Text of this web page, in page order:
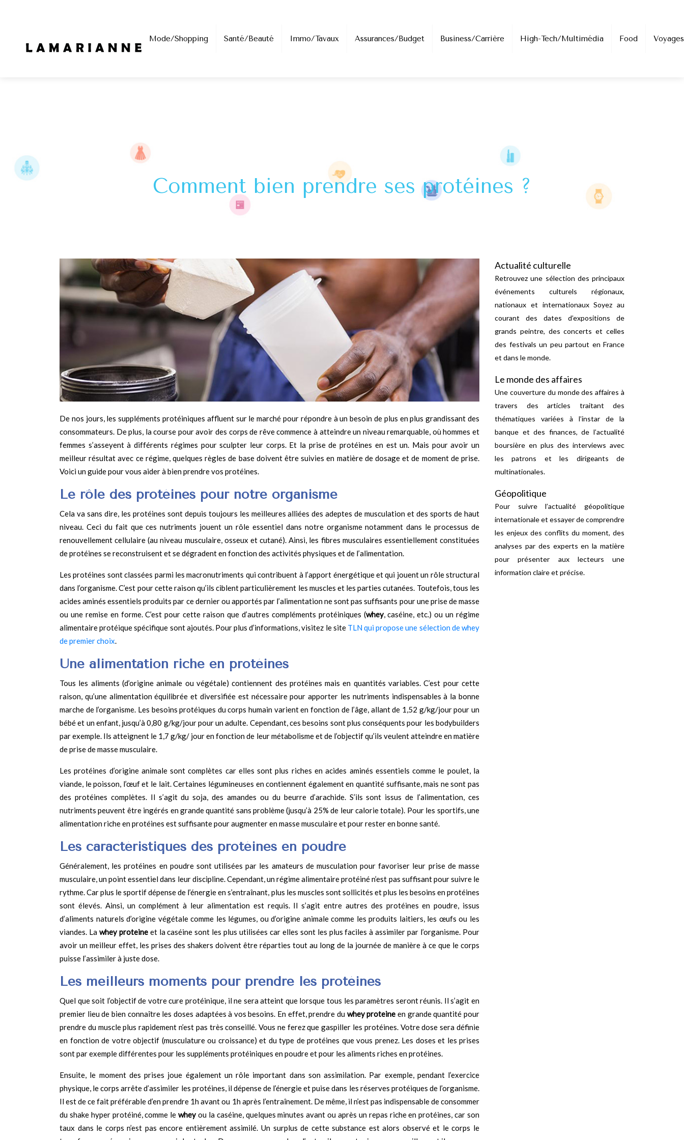
Mode/Shopping Santé/Beauté Immo/Tavaux Assurances/Budget Business/Carrière High-Tech/Multimédia Food Voyages
Comment bien prendre ses protéines ?
De nos jours, les suppléments protéiniques affluent sur le marché pour répondre à un besoin de plus en plus grandissant des
consommateurs. De plus, la course pour avoir des corps de rêve commence à atteindre un niveau remarquable, où hommes et
femmes s’asseyent à différents régimes pour sculpter leur corps. Et la prise de protéines en est un. Mais pour avoir un
meilleur résultat avec ce régime, quelques règles de base doivent être suivies en matière de dosage et de moment de prise.
Voici un guide pour vous aider à bien prendre vos protéines.
Le rôle des protéines pour notre organisme
Cela va sans dire, les protéines sont depuis toujours les meilleures alliées des adeptes de musculation et des sports de haut
niveau. Ceci du fait que ces nutriments jouent un rôle essentiel dans notre organisme notamment dans le processus de
renouvellement cellulaire (au niveau musculaire, osseux et cutané). Ainsi, les fibres musculaires essentiellement constituées
de protéines se reconstruisent et se dégradent en fonction des activités physiques et de l’alimentation.
Les protéines sont classées parmi les macronutriments qui contribuent à l’apport énergétique et qui jouent un rôle structural
dans l’organisme. C’est pour cette raison qu’ils ciblent particulièrement les muscles et les parties cutanées. Toutefois, tous les
acides aminés essentiels produits par ce dernier ou apportés par l’alimentation ne sont pas suffisants pour une prise de masse
ou une remise en forme. C’est pour cette raison que d’autres compléments protéiniques (whey, caséine, etc.) ou un régime
alimentaire protéique spécifique sont ajoutés. Pour plus d’informations, visitez le site TLN qui propose une sélection de whey
de premier choix.
Une alimentation riche en protéines
Tous les aliments (d’origine animale ou végétale) contiennent des protéines mais en quantités variables. C’est pour cette
raison, qu’une alimentation équilibrée et diversifiée est nécessaire pour apporter les nutriments indispensables à la bonne
marche de l’organisme. Les besoins protéiques du corps humain varient en fonction de l’âge, allant de 1,52 g/kg/jour pour un
bébé et un enfant, jusqu’à 0,80 g/kg/jour pour un adulte. Cependant, ces besoins sont plus conséquents pour les bodybuilders
par exemple. Ils atteignent le 1,7 g/kg/ jour en fonction de leur métabolisme et de l’objectif qu’ils veulent atteindre en matière
de prise de masse musculaire.
Les protéines d’origine animale sont complètes car elles sont plus riches en acides aminés essentiels comme le poulet, la
viande, le poisson, l’œuf et le lait. Certaines légumineuses en contiennent également en quantité suffisante, mais ne sont pas
des protéines complètes. Il s’agit du soja, des amandes ou du beurre d’arachide. S’ils sont issus de l’alimentation, ces
nutriments peuvent être ingérés en grande quantité sans problème (jusqu’à 25% de leur calorie totale). Pour les sportifs, une
alimentation riche en protéines est suffisante pour augmenter en masse musculaire et pour rester en bonne santé.
Les caractéristiques des protéines en poudre
Généralement, les protéines en poudre sont utilisées par les amateurs de musculation pour favoriser leur prise de masse
musculaire, un point essentiel dans leur discipline. Cependant, un régime alimentaire protéiné n’est pas suffisant pour suivre le
rythme. Car plus le sportif dépense de l’énergie en s’entraînant, plus les muscles sont sollicités et plus les besoins en protéines
sont élevés. Ainsi, un complément à leur alimentation est requis. Il s’agit entre autres des protéines en poudre, issus
d’aliments naturels d’origine végétale comme les légumes, ou d’origine animale comme les produits laitiers, les œufs ou les
viandes. La whey proteineet la caséine sont les plus utilisées car elles sont les plus faciles à assimiler par l’organisme. Pour
avoir un meilleur effet, les prises des shakers doivent être réparties tout au long de la journée de manière à ce que le corps
puisse l’assimiler à juste dose.
Les meilleurs moments pour prendre les protéines
Quel que soit l’objectif de votre cure protéinique, il ne sera atteint que lorsque tous les paramètres seront réunis. Il s’agit en
premier lieu de bien connaître les doses adaptées à vos besoins. En effet, prendre du whey proteine en grande quantité pour
prendre du muscle plus rapidement n’est pas très conseillé. Vous ne ferez que gaspiller les protéines. Votre dose sera définie
en fonction de votre objectif (musculature ou croissance) et du type de protéines que vous prenez. Les doses et les prises
sont par exemple différentes pour les suppléments protéiniques en poudre et pour les aliments riches en protéines.
Ensuite, le moment des prises joue également un rôle important dans son assimilation. Par exemple, pendant l’exercice
physique, le corps arrête d’assimiler les protéines, il dépense de l’énergie et puise dans les réserves protéiques de l’organisme.
Il est de ce fait préférable d’en prendre 1h avant ou 1h après l’entraînement. De même, il n’est pas indispensable de consommer
du shake hyper protéiné, comme lewheyou la caséine, quelques minutes avant ou après un repas riche en protéines, car son
taux dans le corps n’est pas encore entièrement assimilé. Un surplus de cette substance est alors observé et le corps le
Actualité culturelle
Retrouvez une sélection des principaux
événements culturels régionaux,
nationaux et internationaux Soyez au
courant des dates d’expositions de
grands peintre, des concerts et celles
des festivals un peu partout en France
et dans le monde.
Le monde des affaires
Une couverture du monde des affaires à
travers des articles traitant des
thématiques variées à l’instar de la
banque et des finances, de l’actualité
boursière en plus des interviews avec
les patrons et les dirigeants de
multinationales.
Géopolitique
Pour suivre l’actualité géopolitique
internationale et essayer de comprendre
les enjeux des conflits du moment, des
analyses par des experts en la matière
pour présenter aux lecteurs une
information claire et précise.